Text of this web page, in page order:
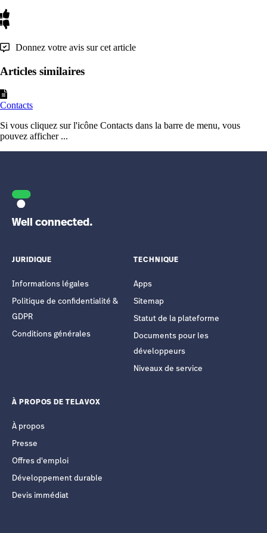
Donnez votre avis sur cet article
Articles similaires
Contacts
Si vous cliquez sur l'icône Contacts dans la barre de menu, vous
pouvez afficher ...
Well connected.
JURIDIQUE
Informations légales
Politique de confidentialité &
GDPR
Conditions générales
TECHNIQUE
Apps
Sitemap
Statut de la plateforme
Documents pour les
développeurs
Niveaux de service
À PROPOS DE TELAVOX
À propos
Presse
Offres d'emploi
Développement durable
Devis immédiat